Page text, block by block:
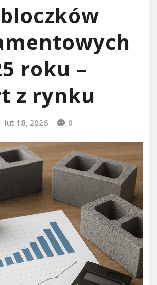
roku –
z rynku
lut 18, 2026 0